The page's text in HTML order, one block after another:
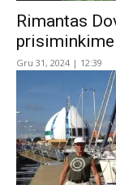
Rimantas
Gru 31, 2024 | 12:39